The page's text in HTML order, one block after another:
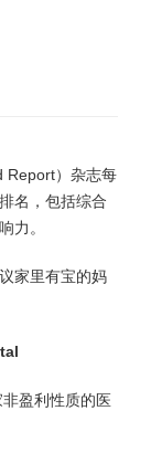
Report）杂志每
名，包括综合
力。
家里有宝的妈
盈利性质的医